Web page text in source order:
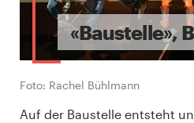
«Baustelle»,
Foto: Rachel Bühlmann
Auf der Baustelle entsteht